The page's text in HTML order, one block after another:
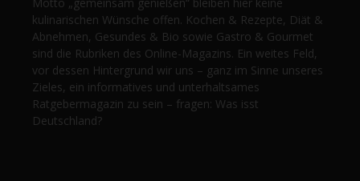
kulinarischen Wünsche offen. Kochen & Rezepte, Diät &
Abnehmen, Gesundes & Bio sowie Gastro & Gourmet
sind die Rubriken des Online-Magazins. Ein weites Feld,
vor dessen Hintergrund wir uns – ganz im Sinne unseres
Zieles, ein informatives und unterhaltsames
Ratgebermagazin zu sein – fragen: Was isst
Deutschland?